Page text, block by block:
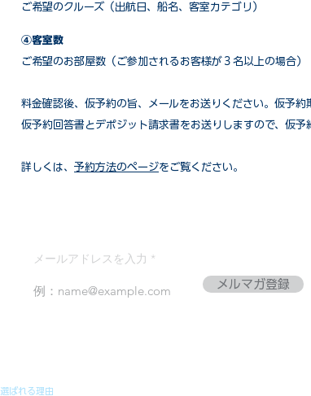
ご希望のクルーズ（出航日、船名、客室カテゴリ）
④客室数
ご希望のお部屋数（ご参加されるお客様が３名以上の場合）
料金確認後、仮予約の旨、メールをお送りください。仮予約
仮予約回答書とデポジット請求書をお送りしますので、仮
詳しくは、 予約方法のページをご覧ください。
メールアドレスを入力
メルマガ登録
選ばれる理由